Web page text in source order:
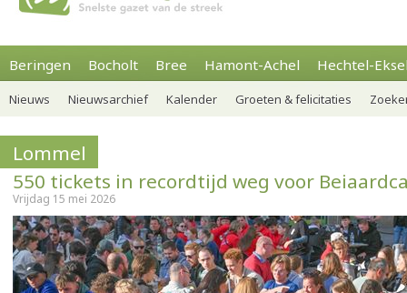
Beringen Bocholt Bree Hamont-Achel Hechtel-
Nieuws Nieuwsarchief Kalender Groeten & felicitaties
Lommel
550 tickets in recordtijd weg voor
Vrijdag 15 mei 2026